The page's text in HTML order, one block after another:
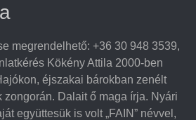
megrendelhető: +36 30 948 3539,
Kökény Attila 2000-ben
éjszakai bárokban zenélt
zongorán. Dalait ő maga írja. Nyári
együttesük is volt „FAIN” névvel,